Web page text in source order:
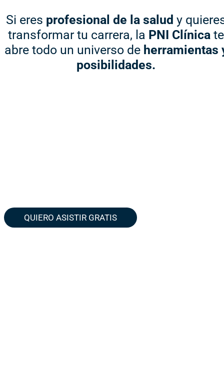
Si eres profesional de la salud y
transformar tu carrera, la PNI Clínica te
abre todo un universo de herramientas
posibilidades.
QUIERO ASISTIR GRATIS